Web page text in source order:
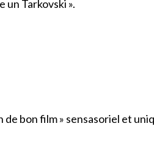
un Tarkovski ».
de bon film » sensasoriel et